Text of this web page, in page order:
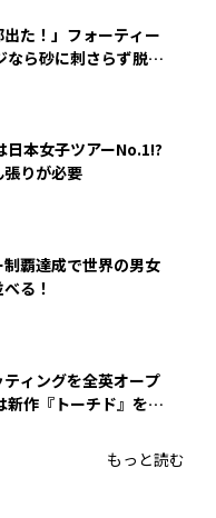
出た！」フォーティー
なら砂に刺さらず脱出
日本女子ツアーNo.1!?
りが必要
覇達成で世界の男女
る！
ィングを全英オープ
新作『トーチド』を投
もっと読む